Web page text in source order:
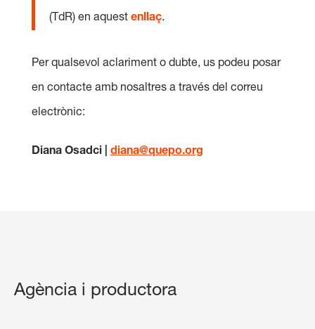
(TdR) en aquest enllaç.
Per qualsevol aclariment o dubte, us podeu posar
en contacte amb nosaltres a través del correu
electrònic:
Diana Osadci | diana@quepo.org
Agència i productora